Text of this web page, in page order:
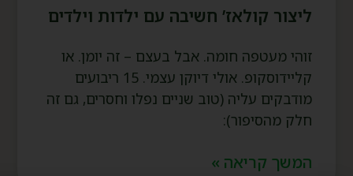
ליצור קולאז’ חשיבה עם ילדות וילדים
זוהי מעטפה חומה. אבל בעצם – זה יומן. או
קליידוסקופ. אולי דיוקן עצמי. 15 ריבועים
מודבקים עליה (טוב שניים נפלו וחסרים, גם זה
חלק מהסיפור):
המשך קריאה »